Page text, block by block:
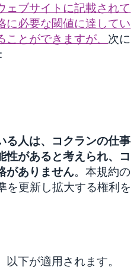
ェブサイトに記載されて
に必要な閾値に達してい
とができますが、 次に
る人は、コクランの仕事
性があると考えられ、コ
がありません。本規約の
を更新し拡大する権利を
下が適用されます。